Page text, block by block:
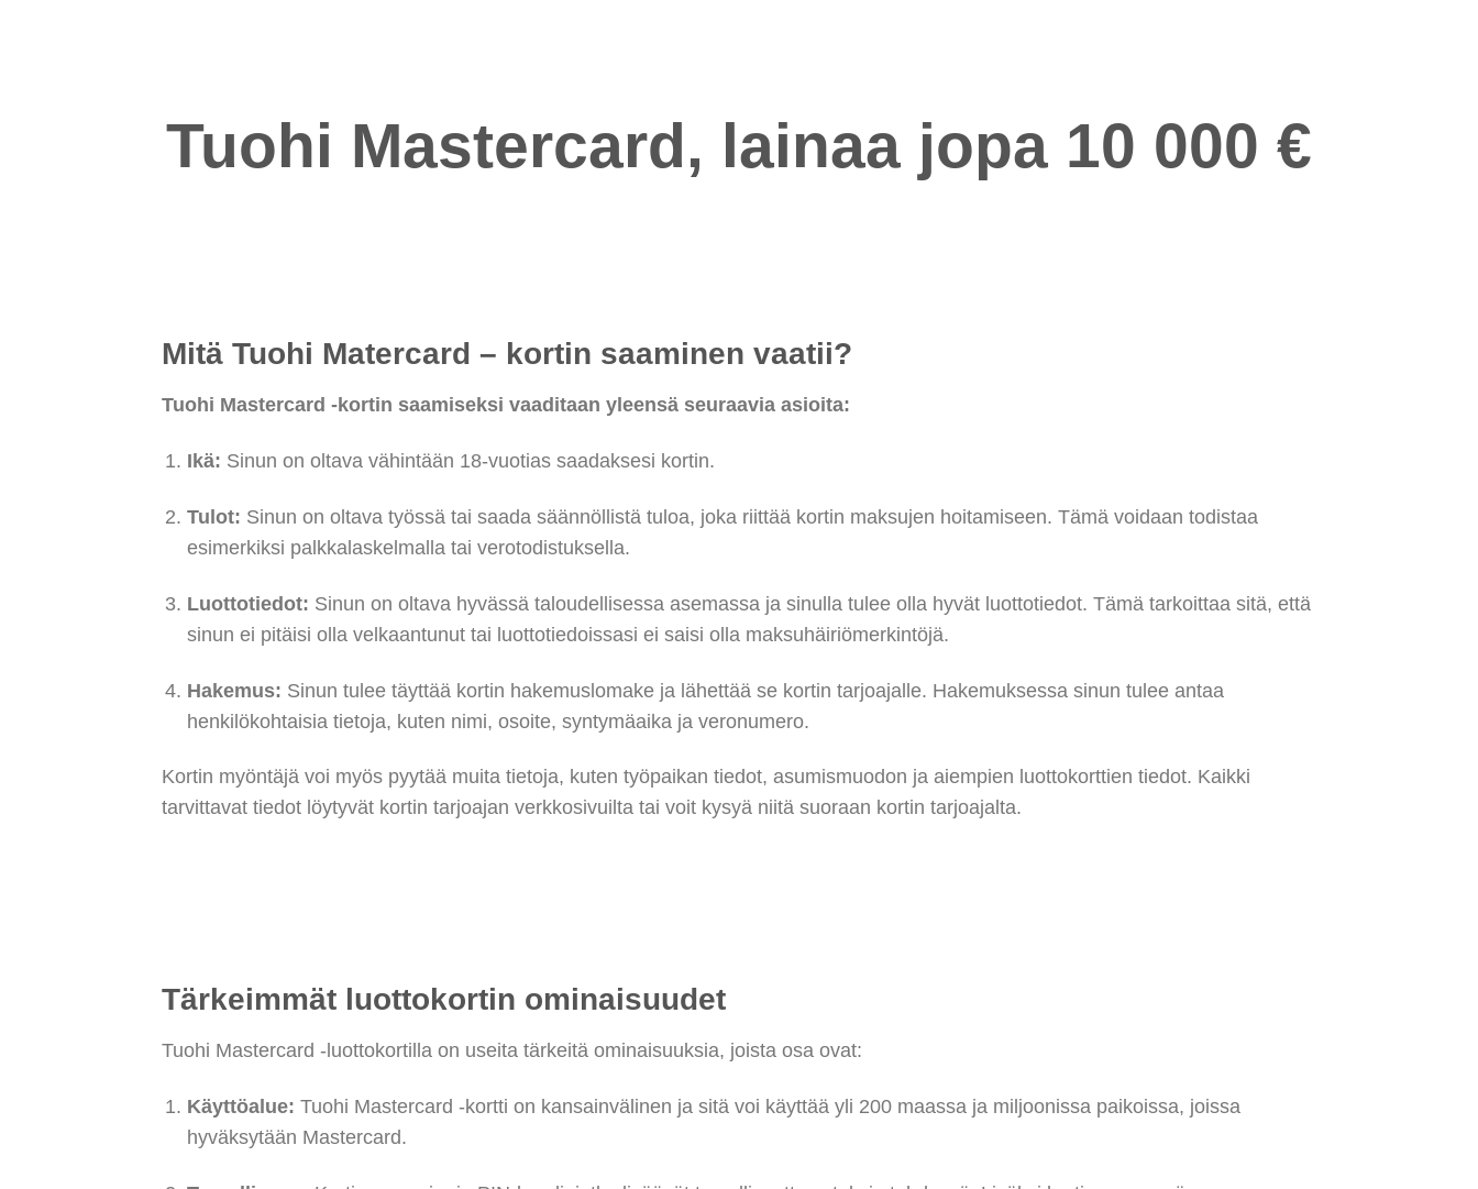
Tuohi Mastercard, lainaa jopa 10 000 €
Mitä Tuohi Matercard – kortin saaminen vaatii?
Tuohi Mastercard -kortin saamiseksi vaaditaan yleensä seuraavia asioita:
Ikä: Sinun on oltava vähintään 18-vuotias saadaksesi kortin.
Tulot: Sinun on oltava työssä tai saada säännöllistä tuloa, joka riittää kortin maksujen hoitamiseen. Tämä voidaan todistaa
esimerkiksi palkkalaskelmalla tai verotodistuksella.
Luottotiedot: Sinun on oltava hyvässä taloudellisessa asemassa ja sinulla tulee olla hyvät luottotiedot. Tämä tarkoittaa sitä, että
sinun ei pitäisi olla velkaantunut tai luottotiedoissasi ei saisi olla maksuhäiriömerkintöjä.
Hakemus: Sinun tulee täyttää kortin hakemuslomake ja lähettää se kortin tarjoajalle. Hakemuksessa sinun tulee antaa
henkilökohtaisia tietoja, kuten nimi, osoite, syntymäaika ja veronumero.
Kortin myöntäjä voi myös pyytää muita tietoja, kuten työpaikan tiedot, asumismuodon ja aiempien luottokorttien tiedot. Kaikki
tarvittavat tiedot löytyvät kortin tarjoajan verkkosivuilta tai voit kysyä niitä suoraan kortin tarjoajalta.
Tärkeimmät luottokortin ominaisuudet
Tuohi Mastercard -luottokortilla on useita tärkeitä ominaisuuksia, joista osa ovat:
Käyttöalue: Tuohi Mastercard -kortti on kansainvälinen ja sitä voi käyttää yli 200 maassa ja miljoonissa paikoissa, joissa
hyväksytään Mastercard.